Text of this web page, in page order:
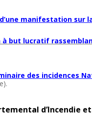
manifestation sur
but lucratif
des incidences
d’Incendie et